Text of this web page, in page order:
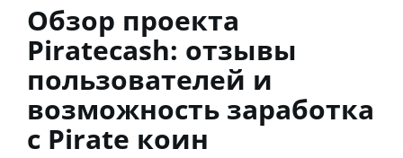
Обзор проекта
Piratecash: отзывы
пользователей и
возможность заработка
с Pirate коин